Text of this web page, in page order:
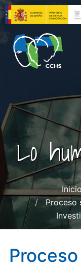
Skip
to
main
content
Lo
Proceso